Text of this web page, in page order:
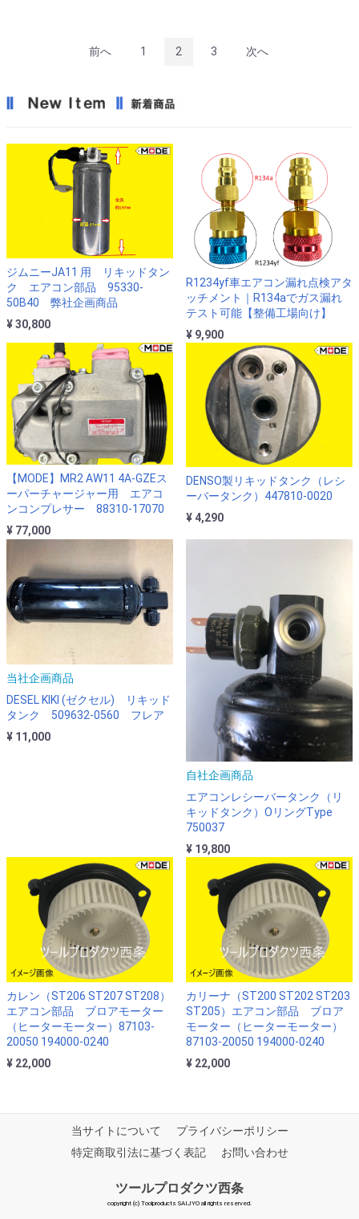
前へ 1 2 3 次へ
ジムニーJA11 用 リキッドタン
ク エアコン部品 95330-
50B40 弊社企画商品
¥ 30,800
R1234yf車エアコン漏れ点検アタ
ッチメント｜R134aでガス漏れ
テスト可能【整備工場向け】
¥ 9,900
【MODE】MR2 AW11 4A-GZEス
ーパーチャージャー用 エアコ
ンコンプレサー 88310-17070
¥ 77,000
DENSO製リキッドタンク（レシ
ーバータンク）447810-0020
¥ 4,290
当社企画商品
DESEL KIKI (ゼクセル) リキッド
タンク 509632-0560 フレア
¥ 11,000
自社企画商品
エアコンレシーバータンク（リ
キッドタンク）OリングType
750037
¥ 19,800
カレン（ST206 ST207 ST208）
エアコン部品 ブロアモーター
（ヒーターモーター）87103-
20050 194000-0240
¥ 22,000
カリーナ（ST200 ST202 ST203
ST205）エアコン部品 ブロア
モーター（ヒーターモーター）
87103-20050 194000-0240
¥ 22,000
当サイトについて
プライバシーポリシー
特定商取引法に基づく表記
お問い合わせ
ツールプロダクツ西条
copyright (c) Toolproducts SAIJYO all rights reserved.